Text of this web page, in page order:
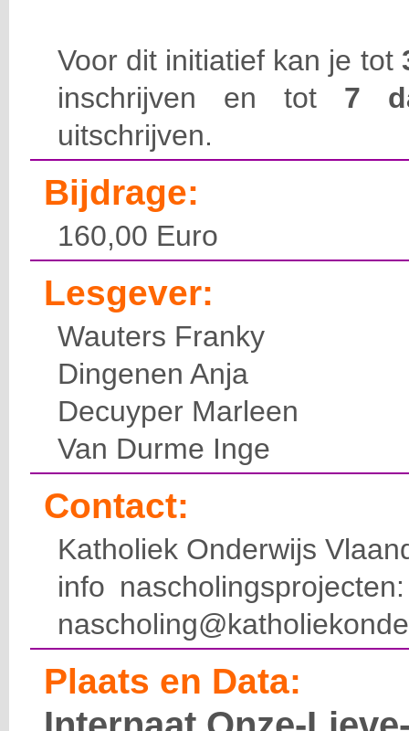
Voor dit initiatief kan je tot
inschrijven en tot 7
uitschrijven.
Bijdrage:
160,00 Euro
Lesgever:
Wauters Franky
Dingenen Anja
Decuyper Marleen
Van Durme Inge
Contact:
Katholiek Onderwijs
info
Plaats en Data: